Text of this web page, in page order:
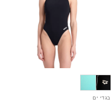
בגדי ים